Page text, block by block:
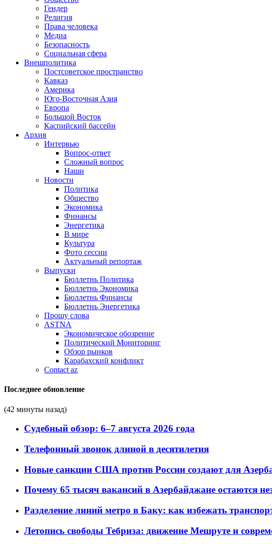
Гендер
Религия
Права человека
Медиа
Безопасность
Социальная сфера
Внешполитика
Постсоветское пространство
Кавказ
Америка
Юго-Восточная Азия
Европа
Большой Восток
Каспийский бассейн
Архив
Интервью
Вопрос-ответ
Сложный вопрос
Наши
Новости
Политика
Общество
Экономика
Финансы
Энергетика
В мире
Культура
Фото сессии
Актуальный репортаж
Выпуски
Бюллетнь Политика
Бюллетнь Экономика
Бюллетнь Финансы
Бюллетнь Энергетика
Прошу слова
ASTNA
Экономическое обозрение
Политический Мониторинг
Обзор рынков
Карабахский конфликт
Contact az
Последнее обновление
(42 минуты назад)
Судебный обзор: 6–7 августа 2026 года
Телефонный звонок длиной в десятилетия
Новые санкции США против России создают для
Почему 65 тысяч вакансий в Азербайджане остаются
Разделение линий метро в Баку: как избежать
Летопись свободы Тебриза: движение Мешруте и